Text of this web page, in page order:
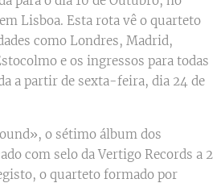
Lisboa. Esta rota vê o quarteto
como Londres, Madrid,
e os ingressos para todas
a partir de sexta-feira, dia 24 de
o sétimo álbum dos
com selo da Vertigo Records a 2
o quarteto formado por